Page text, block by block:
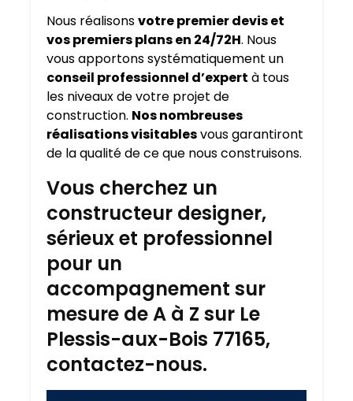
Nous réalisonsvotre premier devis et
vos premiers plans en 24/72H. Nous
vous apportons systématiquement un
conseil professionnel d’expert à tous
les niveaux de votre projet de
construction. Nos nombreuses
réalisations visitablesvous garantiront
de la qualité de ce que nous construisons.
Vous cherchez un
constructeur designer,
sérieux et professionnel
pour un
accompagnement sur
mesure de A à Z sur Le
Plessis-aux-Bois 77165,
contactez-nous.